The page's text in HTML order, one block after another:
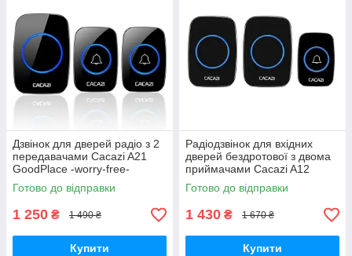
Дзвінок для дверей радіо з 2
передавачами Cacazi A21
GoodPlace -worry-free-
shopping-
Готово до відправки
1 250 ₴ 1 490 ₴
Купити
Радіодзвінок для вхідних
дверей бездротової з двома
приймачами Cacazi A12
GoodPlace -worry-free-
shopping-
Готово до відправки
1 430 ₴ 1 670 ₴
Купити